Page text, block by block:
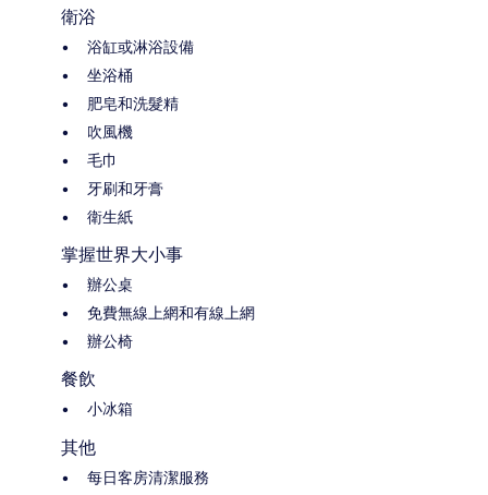
衛浴
浴缸或淋浴設備
坐浴桶
肥皂和洗髮精
吹風機
毛巾
牙刷和牙膏
衛生紙
掌握世界大小事
辦公桌
免費無線上網和有線上網
辦公椅
餐飲
小冰箱
其他
每日客房清潔服務